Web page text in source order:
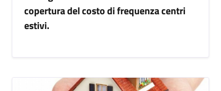
copertura del costo di frequenza centri
estivi.